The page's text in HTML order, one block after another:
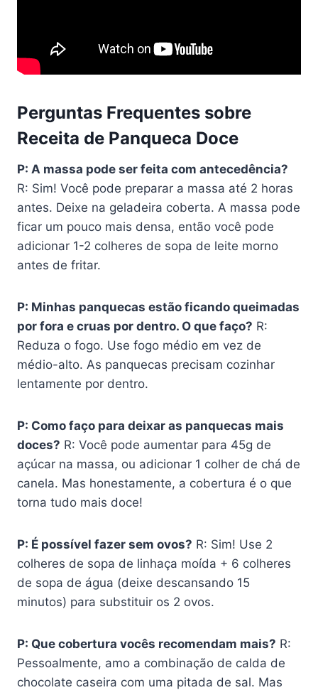
Perguntas Frequentes sobre
Receita de Panqueca Doce
P: A massa pode ser feita com antecedência?
R: Sim! Você pode preparar a massa até 2 horas
antes. Deixe na geladeira coberta. A massa pode
ficar um pouco mais densa, então você pode
adicionar 1-2 colheres de sopa de leite morno
antes de fritar.
P: Minhas panquecas estão ficando queimadas
por fora e cruas por dentro. O que faço? R:
Reduza o fogo. Use fogo médio em vez de
médio-alto. As panquecas precisam cozinhar
lentamente por dentro.
P: Como faço para deixar as panquecas mais
doces? R: Você pode aumentar para 45g de
açúcar na massa, ou adicionar 1 colher de chá de
canela. Mas honestamente, a cobertura é o que
torna tudo mais doce!
P: É possível fazer sem ovos? R: Sim! Use 2
colheres de sopa de linhaça moída + 6 colheres
de sopa de água (deixe descansando 15
minutos) para substituir os 2 ovos.
P: Que cobertura vocês recomendam mais? R:
Pessoalmente, amo a combinação de calda de
chocolate caseira com uma pitada de sal. Mas